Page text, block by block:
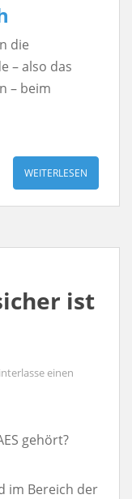
die
– also das
– beim
WEITERLESEN
ist
einen
gehört?
im Bereich der